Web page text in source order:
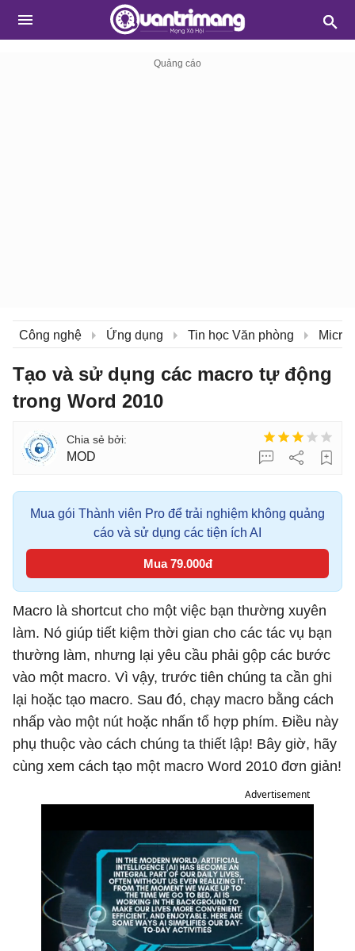
Công nghệ Ứng dụng Tin học Văn phòng
Tạo và sử dụng các macro tự động
trong Word 2010
MOD
Mua gói Thành viên Pro để trải nghiệm không quảng
cáo và sử dụng các tiện ích AI
Mua 79.000đ
Macro là shortcut cho một việc bạn thường xuyên
làm. Nó giúp tiết kiệm thời gian cho các tác vụ bạn
thường làm, nhưng lại yêu cầu phải gộp các bước
vào một macro. Vì vậy, trước tiên chúng ta cần ghi
lại hoặc tạo macro. Sau đó, chạy macro bằng cách
nhấp vào một nút hoặc nhấn tổ hợp phím. Điều này
phụ thuộc vào cách chúng ta thiết lập! Bây giờ, hãy
cùng xem cách tạo một macro Word 2010 đơn giản!
Advertisement